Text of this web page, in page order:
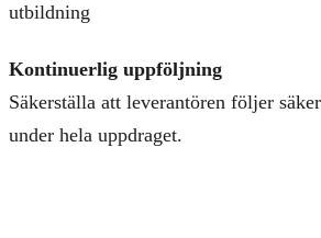
utbildning
Kontinuerlig uppföljning
Säkerställa att leverantören följer
under hela uppdraget.